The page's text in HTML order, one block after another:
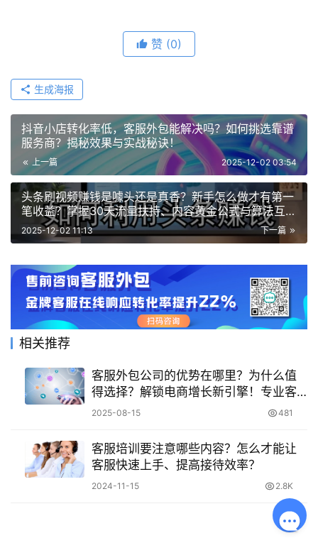
赞 (0)
生成海报
抖音小店转化率低，客服外包能解决吗？如何挑选靠谱
服务商？揭秘效果与实战秘诀！
上一篇 2025-12-02 03:54
头条刷视频赚钱是噱头还是真香？新手怎么做才有第一
笔收益？掌握30天流量扶持、内容黄金公式与算法互动
秘籍，快速赚取第一桶金！
下一篇
2025-12-02 11:13
相关推荐
客服外包公司的优势在哪里？为什么值
得选择？解锁电商增长新引擎！专业客
服外包的六大核心优势
2025-08-15 481
客服培训要注意哪些内容？怎么才能让
客服快速上手、提高接待效率？
2024-11-15 2.8K